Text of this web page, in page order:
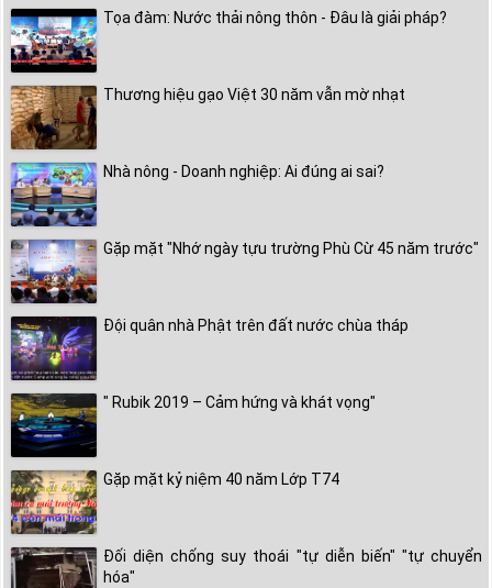
Tọa đàm: Nước thải nông thôn - Đâu là giải pháp?
Thương hiệu gạo Việt 30 năm vẫn mờ nhạt
Nhà nông - Doanh nghiệp: Ai đúng ai sai?
Gặp mặt "Nhớ ngày tựu trường Phù Cừ 45 năm trước"
Đội quân nhà Phật trên đất nước chùa tháp
" Rubik 2019 – Cảm hứng và khát vọng"
Gặp mặt kỷ niệm 40 năm Lớp T74
Đối diện chống suy thoái "tự diễn biến" "tự chuyển
hóa"